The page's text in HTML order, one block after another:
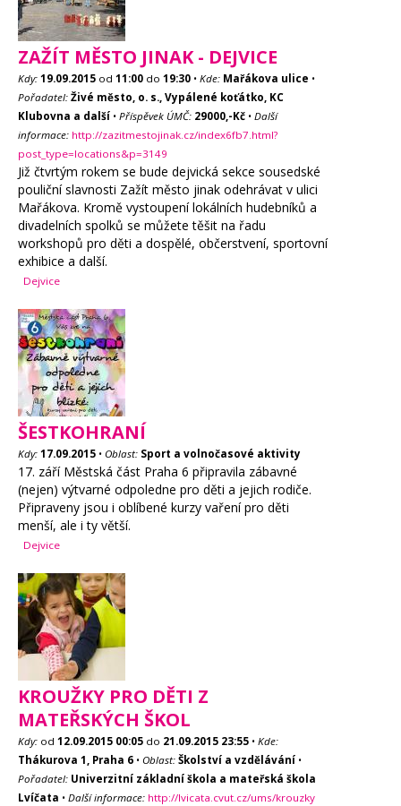
ZAŽÍT MĚSTO JINAK - DEJVICE
Kdy: 19.09.2015 od 11:00 do 19:30 • Kde: Mařákova ulice •
Pořadatel: Živé město, o. s., Vypálené koťátko, KC
Klubovna a další • Příspěvek ÚMČ: 29000,-Kč • Další
informace: http://zazitmestojinak.cz/index6fb7.html?
post_type=locations&p=3149
Již čtvrtým rokem se bude dejvická sekce sousedské
pouliční slavnosti Zažít město jinak odehrávat v ulici
Mařákova. Kromě vystoupení lokálních hudebníků a
divadelních spolků se můžete těšit na řadu
workshopů pro děti a dospělé, občerstvení, sportovní
exhibice a další.
Dejvice
ŠESTKOHRANÍ
Kdy: 17.09.2015 • Oblast: Sport a volnočasové aktivity
17. září Městská část Praha 6 připravila zábavné
(nejen) výtvarné odpoledne pro děti a jejich rodiče.
Připraveny jsou i oblíbené kurzy vaření pro děti
menší, ale i ty větší.
Dejvice
KROUŽKY PRO DĚTI Z
MATEŘSKÝCH ŠKOL
Kdy: od 12.09.2015 00:05 do 21.09.2015 23:55 • Kde:
Thákurova 1, Praha 6 • Oblast: Školství a vzdělávání •
Pořadatel: Univerzitní základní škola a mateřská škola
Lvíčata • Další informace: http://lvicata.cvut.cz/ums/krouzky